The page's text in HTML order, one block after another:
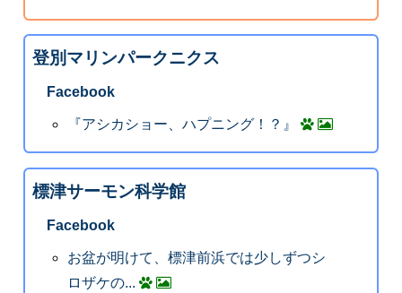
登別マリンパークニクス
Facebook
『アシカショー、ハプニング！？』
標津サーモン科学館
Facebook
お盆が明けて、標津前浜では少しずつシ
ロザケの...